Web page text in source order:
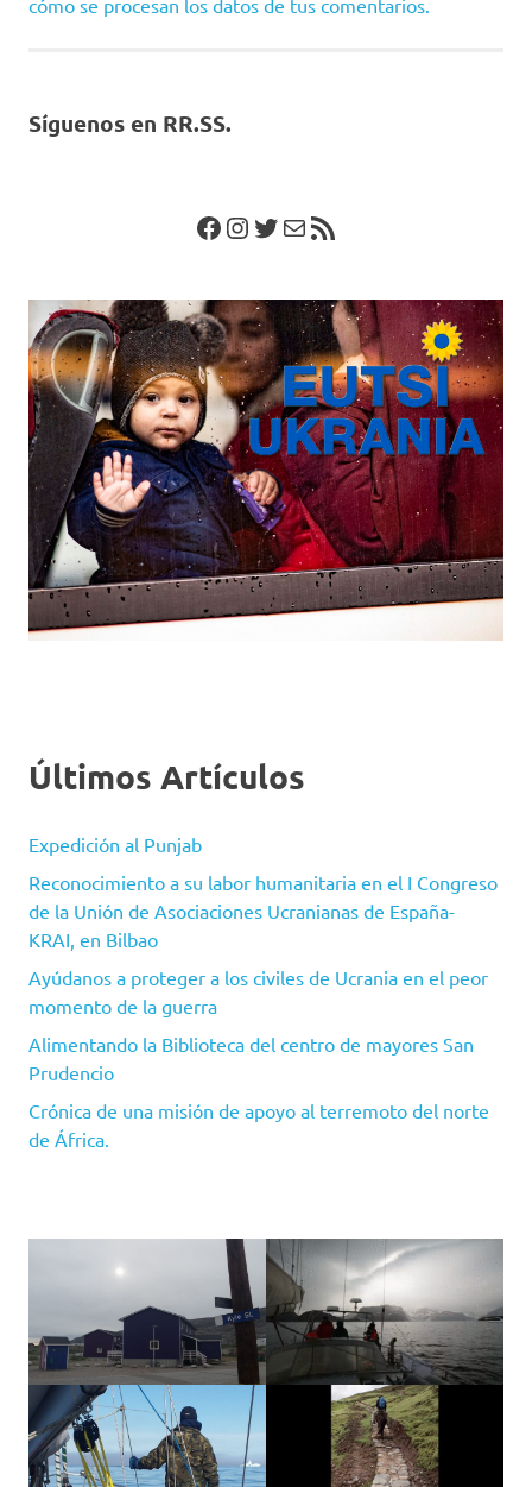
Síguenos en RR.SS.
Facebook
Instagram
Twitter
Correo electrónico
Feed RSS
Últimos Artículos
Expedición al Punjab
Reconocimiento a su labor humanitaria en el I Congreso
de la Unión de Asociaciones Ucranianas de España-
KRAI, en Bilbao
Ayúdanos a proteger a los civiles de Ucrania en el peor
momento de la guerra
Alimentando la Biblioteca del centro de mayores San
Prudencio
Crónica de una misión de apoyo al terremoto del norte
de África.